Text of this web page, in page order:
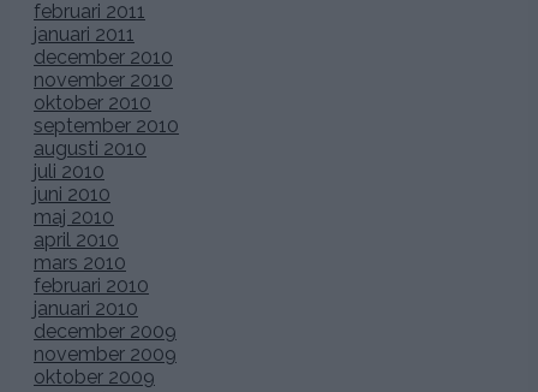
februari 2011
januari 2011
december 2010
november 2010
oktober 2010
september 2010
augusti 2010
juli 2010
juni 2010
maj 2010
april 2010
mars 2010
februari 2010
januari 2010
december 2009
november 2009
oktober 2009